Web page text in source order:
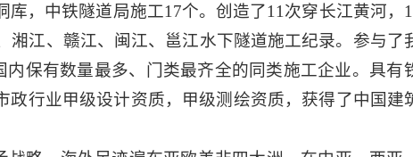
，中铁隧道局施工17个。创造了11次穿长江黄河，
湘江、赣江、闽江、邕江水下隧道施工纪录。参与了
保有数量最多、门类最齐全的同类施工企业。具有
政行业甲级设计资质，甲级测绘资质，获得了中国建